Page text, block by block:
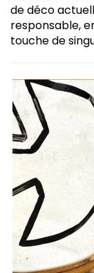
de déco
responsable,
touche de